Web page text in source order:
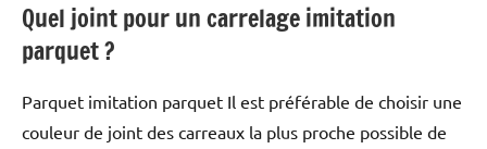
Quel joint pour un carrelage imitation
parquet ?
Parquet imitation parquet Il est préférable de choisir une
couleur de joint des carreaux la plus proche possible de